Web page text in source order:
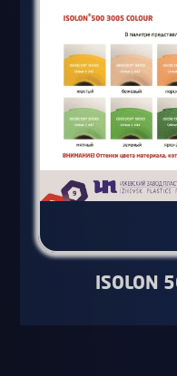
ISOLON